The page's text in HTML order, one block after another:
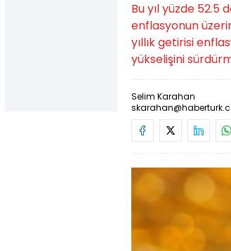
Bu yıl yüzde
enflasyonun
yıllık getirisi
yükselişini
Selim Karahan